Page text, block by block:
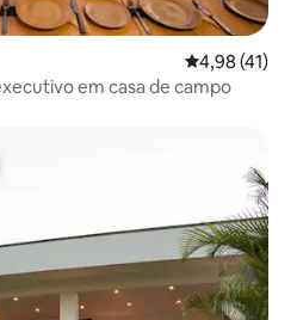
4,98 de uma
4,98 (41)
em casa de campo